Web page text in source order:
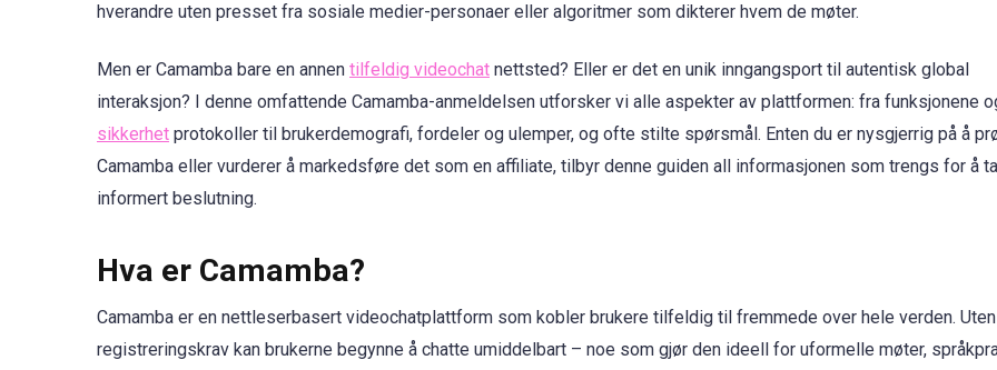
hverandre uten presset fra sosiale medier-personaer eller algoritmer som dikterer hvem de møter.
Men er Camamba bare en annen tilfeldig videochat nettsted? Eller er det en unik inngangsport til autentisk global
interaksjon? I denne omfattende Camamba-anmeldelsen utforsker vi alle aspekter av plattformen: fra funksjonene
sikkerhet protokoller til brukerdemografi, fordeler og ulemper, og ofte stilte spørsmål. Enten du er nysgjerrig på å
Camamba eller vurderer å markedsføre det som en affiliate, tilbyr denne guiden all informasjonen som trengs for å
informert beslutning.
Hva er Camamba?
Camamba er en nettleserbasert videochatplattform som kobler brukere tilfeldig til fremmede over hele verden. Uten
registreringskrav kan brukerne begynne å chatte umiddelbart – noe som gjør den ideell for uformelle møter,